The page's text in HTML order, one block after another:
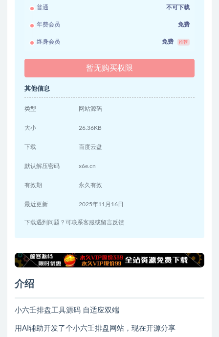
普通 不可下载
年费会员 免费
终身会员 免费 推荐
暂无购买权限
其他信息
类型 网站源码
大小 26.36KB
下载 百度云盘
默认解压密码 x6e.cn
有效期 永久有效
最近更新 2025年11月16日
下载遇到问题？可联系客服或留言反馈
介绍
小六壬排盘工具源码 自适应双端
用AI辅助开发了个小六壬排盘网站，现在开源分享